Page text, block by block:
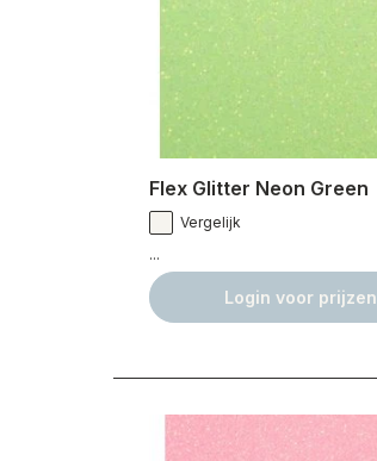
Flex Glitter Neon Green
Vergelijk
...
Login voor prijzen